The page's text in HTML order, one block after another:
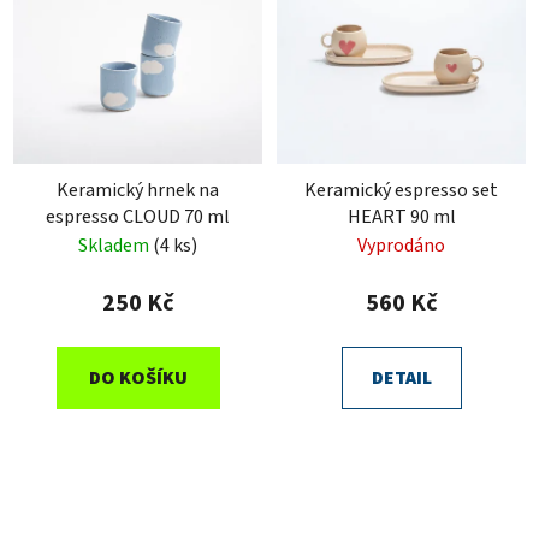
Keramický hrnek na
espresso CLOUD 70 ml
Skladem (4 ks)
250 Kč
DO KOŠÍKU
Keramický espresso set
HEART 90 ml
Vyprodáno
560 Kč
DETAIL